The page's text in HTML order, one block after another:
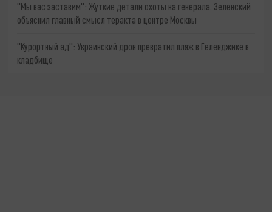
"Мы вас заставим": Жуткие детали охоты на генерала. Зеленский
объяснил главный смысл теракта в центре Москвы
"Курортный ад": Украинский дрон превратил пляж в Геленджике в
кладбище